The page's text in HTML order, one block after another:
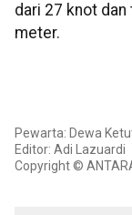
dari 27 knot
meter.
Pewarta: Dewa
Editor: Adi Lazuardi
Copyright ©